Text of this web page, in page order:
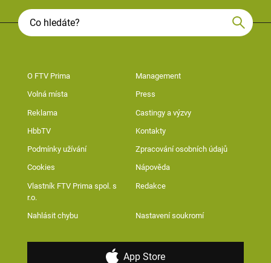
O FTV Prima Management
Volná místa Press
Reklama Castingy a výzvy
HbbTV Kontakty
Podmínky užívání Zpracování osobních údajů
Cookies Nápověda
Vlastník FTV Prima spol. s
r.o.
Redakce
Nahlásit chybu Nastavení soukromí
App Store